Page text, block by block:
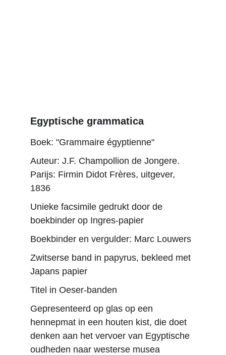
Egyptische grammatica
Boek: "Grammaire égyptienne"
Auteur: J.F. Champollion de Jongere.
Parijs: Firmin Didot Frères, uitgever,
1836
Unieke facsimile gedrukt door de
boekbinder op Ingres-papier
Boekbinder en vergulder: Marc Louwers
Zwitserse band in papyrus, bekleed met
Japans papier
Titel in Oeser-banden
Gepresenteerd op glas op een
hennepmat in een houten kist, die doet
denken aan het vervoer van Egyptische
oudheden naar westerse musea